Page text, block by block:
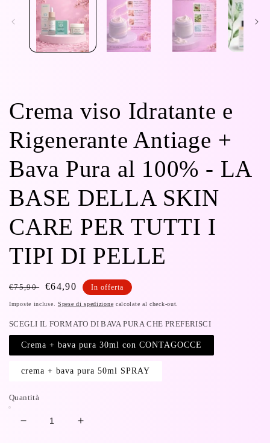
Crema viso Idratante e
Rigenerante Antiage +
Bava Pura al 100% - LA
BASE DELLA SKIN
CARE PER TUTTI I
TIPI DI PELLE
Prezzo
di
€75,90
Prezzo
di
€64,90 In offerta
Imposte incluse. Spese di spedizione calcolate al check-out.
SCEGLI IL FORMATO DI BAVA PURA CHE PREFERISCI
Crema + bava pura 30ml con CONTAGOCCE
crema + bava pura 50ml SPRAY
Quantità
Diminuisci
Aumenta